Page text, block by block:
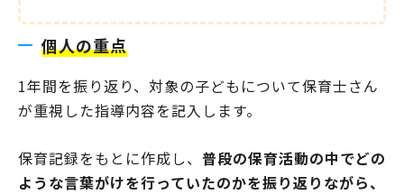
個人の重点
1年間を振り返り、対象の子どもについて保育士さん
が重視した指導内容を記入します。
保育記録をもとに作成し、 普段の保育活動の中でどの
ような言葉がけを行っていたのかを振り返りながら、